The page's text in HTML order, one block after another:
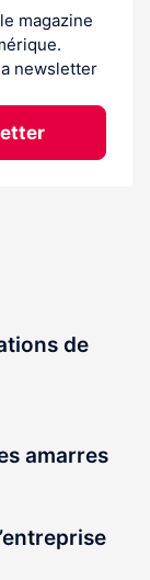
magazine
newsletter
de
amarres